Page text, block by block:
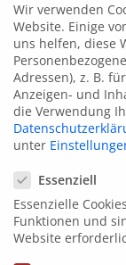
Kontakt
Elsen 15
Wir verwenden
Website. Einige
uns helfen, diese
Adressen), z. B.
Anzeigen- und
die Verwendung
unter
Essenziell
Essenzielle
Funktionen und
Website